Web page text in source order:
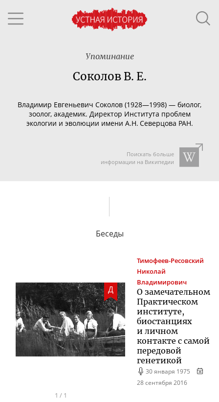
Упоминание
Соколов В. Е.
Владимир Евгеньевич Соколов (1928—1998) — биолог,
зоолог, академик. Директор Института проблем
экологии и эволюции имени А.Н. Северцова РАН.
Поискать больше
информации на Википедии
Беседы
Д
Тимофеев-Ресовский
Николай
Владимирович
О замечательном
Практическом
институте,
биостанциях
и личном
контакте с самой
передовой
генетикой
30 января 1975
28 сентября 2016
1 / 1